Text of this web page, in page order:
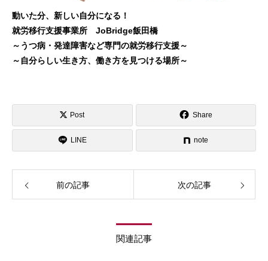
動いた分、新しい自分になる！
就労移行支援事業所 JoBridge飯田橋
～うつ病・発達障害など専門の就労移行支援～
～自分らしい生き方、働き方を見つける場所～
Post Share
LINE note
前の記事 次の記事
関連記事